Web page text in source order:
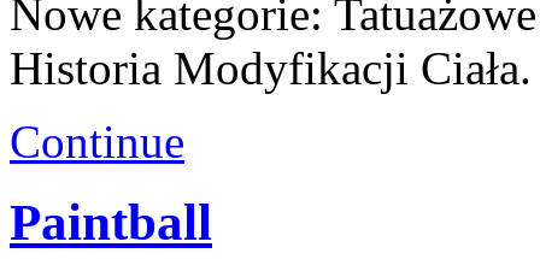
Nowe kategorie:
Historia Modyfikacji
Continue
Paintball